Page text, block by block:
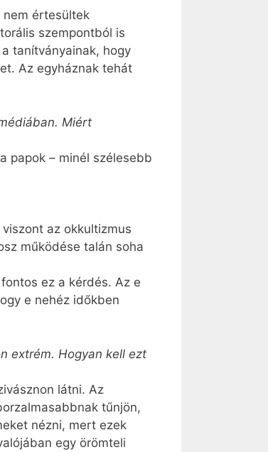
nem értesültek
szempontból is
tanítványainak, hogy
Az egyháznak tehát
Miért
papok – minél szélesebb
az okkultizmus
működése talán soha
ez a kérdés. Az e
e nehéz időkben
extrém. Hogyan kell ezt
látni. Az
tűnjön,
nézni, mert ezek
egy örömteli